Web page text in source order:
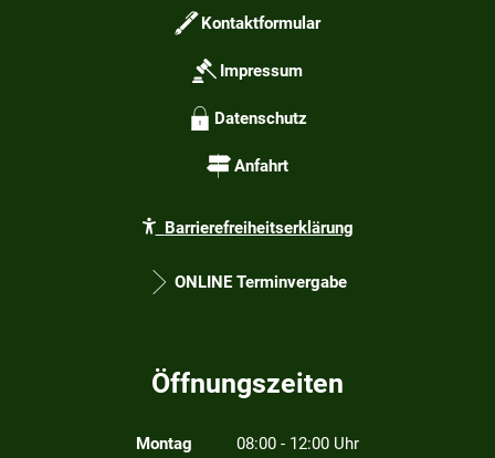
Kontaktformular
Impressum
Datenschutz
Anfahrt
Barrierefreiheitserklärung
ONLINE Terminvergabe
Öffnungszeiten
Montag 08:00 - 12:00 Uhr